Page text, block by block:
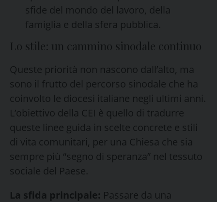
sfide del mondo del lavoro, della
famiglia e della sfera pubblica.
Lo stile: un cammino sinodale continuo
Queste priorità non nascono dall’alto, ma
sono il frutto del percorso sinodale che ha
coinvolto le diocesi italiane negli ultimi anni.
L’obiettivo della CEI è quello di tradurre
queste linee guida in scelte concrete e stili
di vita comunitari, per una Chiesa che sia
sempre più “segno di speranza” nel tessuto
sociale del Paese.
La sfida principale: Passare da una